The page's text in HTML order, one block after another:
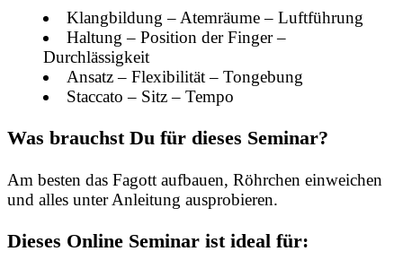
Klangbildung – Atemräume – Luftführung
Haltung – Position der Finger –
Durchlässigkeit
Ansatz – Flexibilität – Tongebung
Staccato – Sitz – Tempo
Was brauchst Du für dieses Seminar?
Am besten das Fagott aufbauen, Röhrchen einweichen
und alles unter Anleitung ausprobieren.
Dieses Online Seminar ist ideal für: